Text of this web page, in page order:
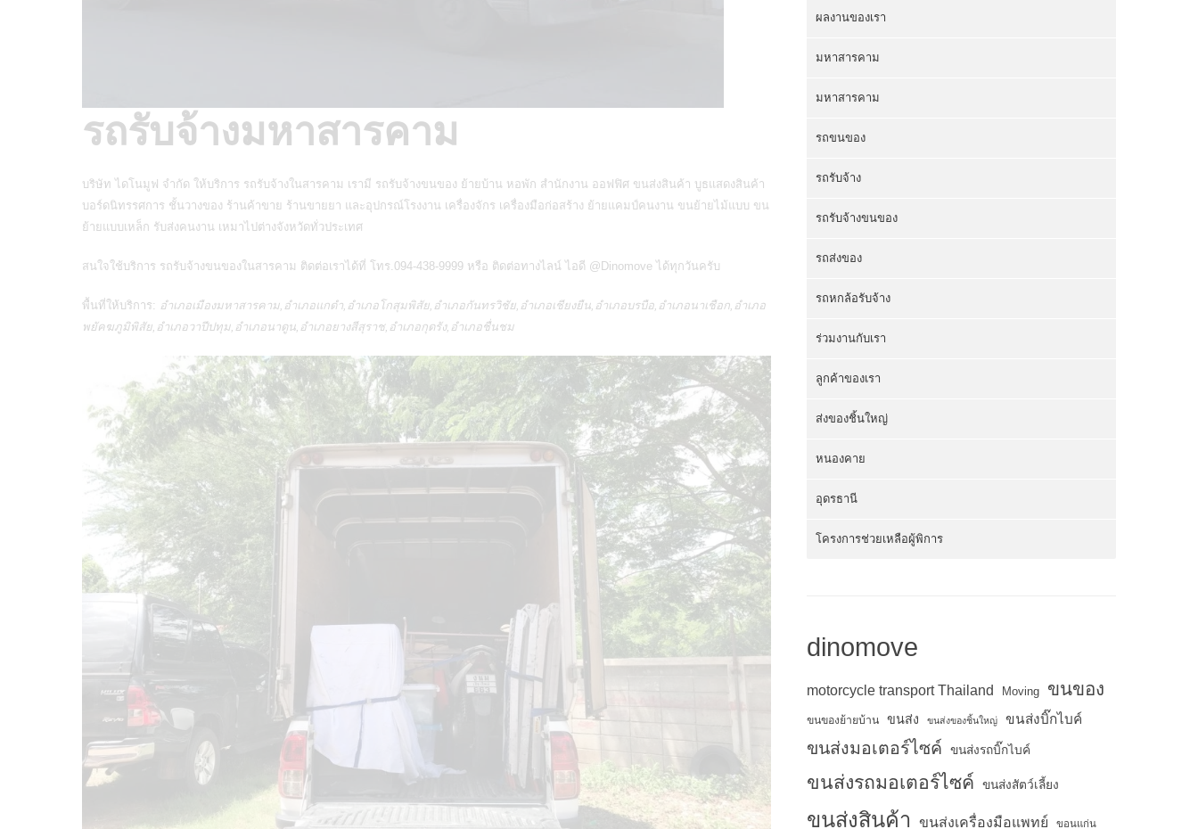
รถรับจ้างมหาสารคาม
บริษัท ไดโนมูฟ จำกัด ให้บริการ รถรับจ้างในสารคาม เรามี รถรับจ้างขนของ ย้ายบ้าน หอพัก สำนักงาน ออฟฟิศ ขนส่งสินค้า บูธแสดงสินค้า
บอร์ดนิทรรศการ ชั้นวางของ ร้านค้าขาย ร้านขายยา และอุปกรณ์โรงงาน เครื่องจักร เครื่องมือก่อสร้าง ย้ายแคมป์คนงาน ขนย้ายไม้แบบ ขน
ย้ายแบบเหล็ก รับส่งคนงาน เหมาไปต่างจังหวัดทั่วประเทศ
สนใจใช้บริการ รถรับจ้างขนของในสารคาม ติดต่อเราได้ที่ โทร.094-438-9999 หรือ ติดต่อทางไลน์ ไอดี @Dinomove ได้ทุกวันครับ
พื้นที่ให้บริการ: อำเภอเมืองมหาสารคาม,อำเภอแกดำ,อำเภอโกสุมพิสัย,อำเภอกันทรวิชัย,อำเภอเชียงยืน,อำเภอบรบือ,อำเภอนาเชือก,อำเภอ
พยัคฆภูมิพิสัย,อำเภอวาปีปทุม,อำเภอนาดูน,อำเภอยางสีสุราช,อำเภอกุดรัง,อำเภอชื่นชม
ผลงานของเรา
มหาสารคาม
มหาสารคาม
รถขนของ
รถรับจ้าง
รถรับจ้างขนของ
รถส่งของ
รถหกล้อรับจ้าง
ร่วมงานกับเรา
ลูกค้าของเรา
ส่งของชิ้นใหญ่
หนองคาย
อุดรธานี
โครงการช่วยเหลือผู้พิการ
dinomove
motorcycle transport Thailand Moving ขนของ
ขนของย้ายบ้าน ขนส่ง ขนส่งของชิ้นใหญ่ ขนส่งบิ๊กไบค์
ขนส่งมอเตอร์ไซค์ ขนส่งรถบิ๊กไบค์
ขนส่งรถมอเตอร์ไซค์ ขนส่งสัตว์เลี้ยง
ขนส่งสินค้า ขนส่งเครื่องมือแพทย์ ขอนแก่น